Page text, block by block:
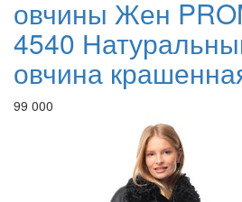
овчины Жен
4540
овчина
99 000